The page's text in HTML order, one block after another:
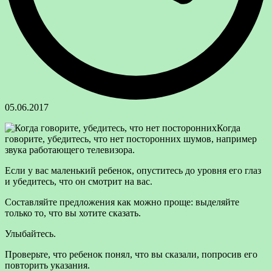
05.06.2017
Когда
говорите, убедитесь, что нет посторонних шумов, например
звука работающего телевизора.
Если у вас маленький ребенок, опуститесь до уровня его глаз
и убедитесь, что он смотрит на вас.
Составляйте предложения как можно проще: выделяйте
только то, что вы хотите сказать.
Улыбайтесь.
Проверьте, что ребенок понял, что вы сказали, попросив его
повторить указания.